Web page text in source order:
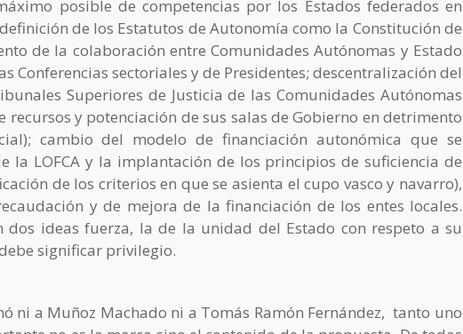
posible de competencias por los Estados federados en
de los Estatutos de Autonomía como la Constitución de
de la colaboración entre Comunidades Autónomas y Estado
Conferencias sectoriales y de Presidentes; descentralización del
Superiores de Justicia de las Comunidades Autónomas
y potenciación de sus salas de Gobierno en detrimento
cambio del modelo de financiación autonómica que se
la LOFCA y la implantación de los principios de suficiencia de
de los criterios en que se asienta el cupo vasco y navarro),
y de mejora de la financiación de los entes locales.
dos ideas fuerza, la de la unidad del Estado con respeto a su
significar privilegio.
ni a Muñoz Machado ni a Tomás Ramón Fernández, tanto uno